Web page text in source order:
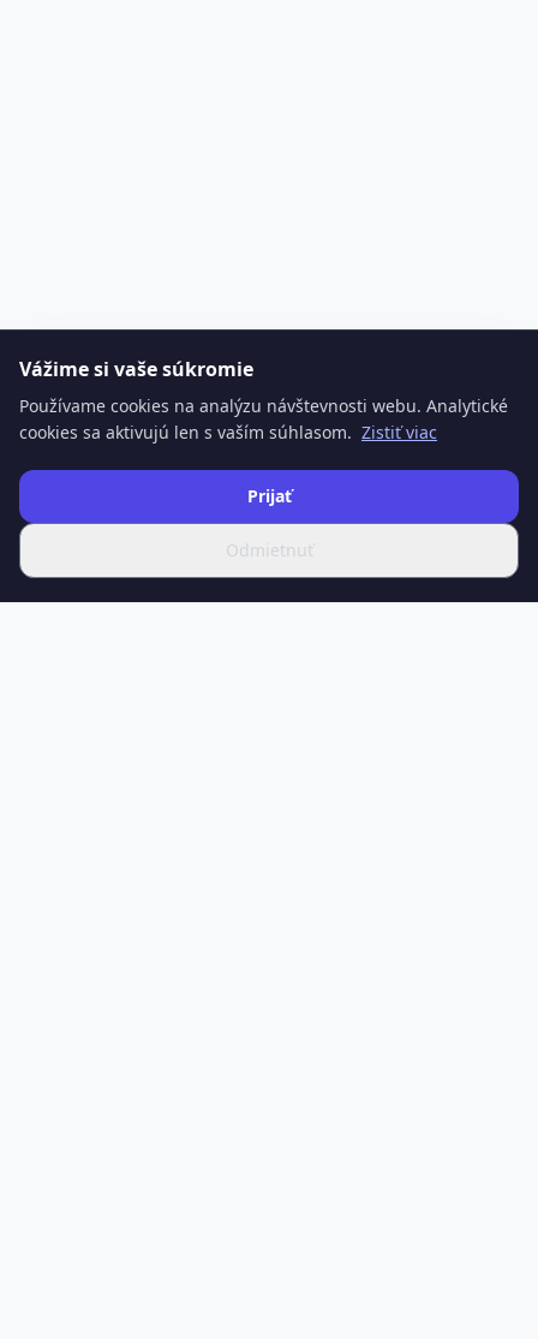
Vážime si vaše súkromie
Používame cookies na analýzu návštevnosti webu. Analytické
cookies sa aktivujú len s vaším súhlasom. Zistiť viac
Odmietnuť
Prijať